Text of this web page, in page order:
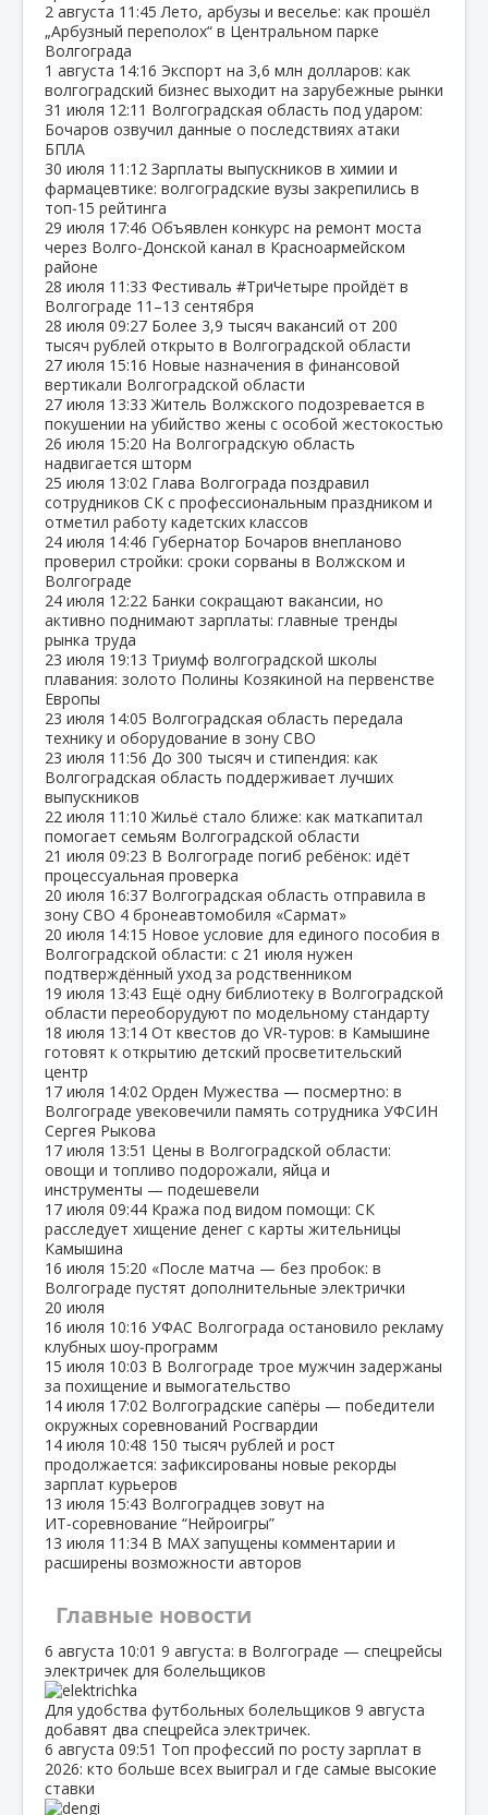
2 августа 11:45 Лето, арбузы и веселье: как прошёл
„Арбузный переполох“ в Центральном парке
Волгограда
1 августа 14:16 Экспорт на 3,6 млн долларов: как
волгоградский бизнес выходит на зарубежные рынки
31 июля 12:11 Волгоградская область под ударом:
Бочаров озвучил данные о последствиях атаки
БПЛА
30 июля 11:12 Зарплаты выпускников в химии и
фармацевтике: волгоградские вузы закрепились в
топ‑15 рейтинга
29 июля 17:46 Объявлен конкурс на ремонт моста
через Волго‑Донской канал в Красноармейском
районе
28 июля 11:33 Фестиваль #ТриЧетыре пройдёт в
Волгограде 11–13 сентября
28 июля 09:27 Более 3,9 тысяч вакансий от 200
тысяч рублей открыто в Волгоградской области
27 июля 15:16 Новые назначения в финансовой
вертикали Волгоградской области
27 июля 13:33 Житель Волжского подозревается в
покушении на убийство жены с особой жестокостью
26 июля 15:20 На Волгоградскую область
надвигается шторм
25 июля 13:02 Глава Волгограда поздравил
сотрудников СК с профессиональным праздником и
отметил работу кадетских классов
24 июля 14:46 Губернатор Бочаров внепланово
проверил стройки: сроки сорваны в Волжском и
Волгограде
24 июля 12:22 Банки сокращают вакансии, но
активно поднимают зарплаты: главные тренды
рынка труда
23 июля 19:13 Триумф волгоградской школы
плавания: золото Полины Козякиной на первенстве
Европы
23 июля 14:05 Волгоградская область передала
технику и оборудование в зону СВО
23 июля 11:56 До 300 тысяч и стипендия: как
Волгоградская область поддерживает лучших
выпускников
22 июля 11:10 Жильё стало ближе: как маткапитал
помогает семьям Волгоградской области
21 июля 09:23 В Волгограде погиб ребёнок: идёт
процессуальная проверка
20 июля 16:37 Волгоградская область отправила в
зону СВО 4 бронеавтомобиля «Сармат»
20 июля 14:15 Новое условие для единого пособия в
Волгоградской области: с 21 июля нужен
подтверждённый уход за родственником
19 июля 13:43 Ещё одну библиотеку в Волгоградской
области переоборудуют по модельному стандарту
18 июля 13:14 От квестов до VR‑туров: в Камышине
готовят к открытию детский просветительский
центр
17 июля 14:02 Орден Мужества — посмертно: в
Волгограде увековечили память сотрудника УФСИН
Сергея Рыкова
17 июля 13:51 Цены в Волгоградской области:
овощи и топливо подорожали, яйца и
инструменты — подешевели
17 июля 09:44 Кража под видом помощи: СК
расследует хищение денег с карты жительницы
Камышина
16 июля 15:20 «После матча — без пробок: в
Волгограде пустят дополнительные электрички
20 июля
16 июля 10:16 УФАС Волгограда остановило рекламу
клубных шоу‑программ
15 июля 10:03 В Волгограде трое мужчин задержаны
за похищение и вымогательство
14 июля 17:02 Волгоградские сапёры — победители
окружных соревнований Росгвардии
14 июля 10:48 150 тысяч рублей и рост
продолжается: зафиксированы новые рекорды
зарплат курьеров
13 июля 15:43 Волгоградцев зовут на
ИТ‑соревнование “Нейроигры”
13 июля 11:34 В МАХ запущены комментарии и
расширены возможности авторов
Главные новости
6 августа 10:01 9 августа: в Волгограде — спецрейсы
электричек для болельщиков
Для удобства футбольных болельщиков 9 августа
добавят два спецрейса электричек.
6 августа 09:51 Топ профессий по росту зарплат в
2026: кто больше всех выиграл и где самые высокие
ставки